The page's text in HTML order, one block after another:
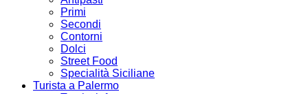
Primi
Secondi
Contorni
Dolci
Street Food
Specialità Siciliane
Turista a Palermo